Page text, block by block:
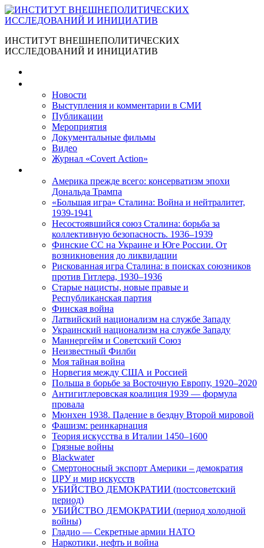
ИНСТИТУТ ВНЕШНЕПОЛИТИЧЕСКИХ
ИССЛЕДОВАНИЙ И ИНИЦИАТИВ
Новости
Выступления и коммента­рии в СМИ
Публикации
Мероприятия
Документальные фильмы
Видео
Журнал «Covert Action»
Америка прежде всего: консерватизм эпохи
Дональда Трампа
«Большая игра» Сталина: Война и нейтралитет,
1939-1941
Несостоявшийся союз Сталина: борьба за
коллективную безопасность. 1936–1939
Финские СС на Украине и Юге России. От
возникновения до ликвидации
Рискованная игра Сталина: в поисках союзников
против Гитлера, 1930–1936
Старые нацисты, новые правые и
Республиканская партия
Финская война
Латвийский национализм на службе Западу
Украинский национализм на службе Западу
Маннергейм и Советский Союз
Неизвестный Филби
Моя тайная война
Норвегия между США и Россией
Польша в борьбе за Восточную Европу, 1920–2020
Антигитлеровская коалиция 1939 — формула
провала
Мюнхен 1938. Падение в бездну Второй мировой
Фашизм: реинкарнация
Теория искусства в Италии 1450–1600
Грязные войны
Blackwater
Смертоносный экспорт Америки – демократия
ЦРУ и мир искусств
УБИЙСТВО ДЕМОКРАТИИ (постсоветский
период)
УБИЙСТВО ДЕМОКРАТИИ (период холодной
войны)
Гладио — Секретные армии НАТО
Наркотики, нефть и война